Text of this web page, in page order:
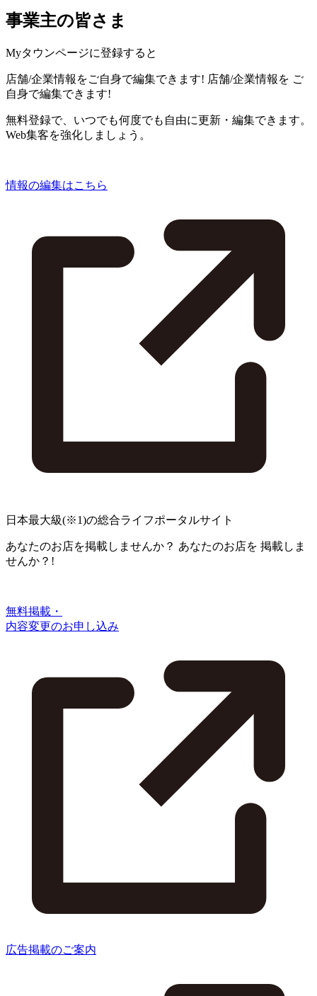
事業主の皆さま
Myタウンページに登録すると
店舗/企業情報をご自身で編集できます! 店舗/企業情報を ご
自身で編集できます!
無料登録で、いつでも何度でも自由に更新・編集できます。
Web集客を強化しましょう。
情報の編集はこちら
日本最大級(※1)の総合ライフポータルサイト
あなたのお店を掲載しませんか？ あなたのお店を 掲載しま
せんか？!
無料掲載・
内容変更のお申し込み
広告掲載のご案内